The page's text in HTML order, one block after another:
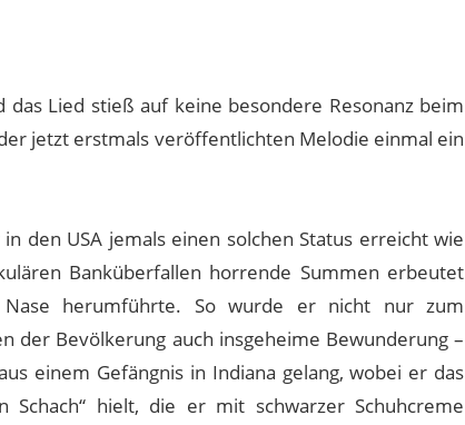
Lied stieß auf keine besondere Resonanz beim
jetzt erstmals veröffentlichten Melodie einmal ein
den USA jemals einen solchen Status erreicht wie
Banküberfallen horrende Summen erbeutet
herumführte. So wurde er nicht nur zum
der Bevölkerung auch insgeheime Bewunderung –
einem Gefängnis in Indiana gelang, wobei er das
hielt, die er mit schwarzer Schuhcreme